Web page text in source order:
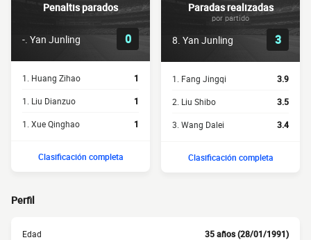
Penaltis parados
-. Yan Junling 0
1. Huang Zihao 1
1. Liu Dianzuo 1
1. Xue Qinghao 1
Clasificación completa
Paradas realizadas
por partido
8. Yan Junling 3
1. Fang Jingqi 3.9
2. Liu Shibo 3.5
3. Wang Dalei 3.4
Clasificación completa
Perfil
Edad 35 años (28/01/1991)